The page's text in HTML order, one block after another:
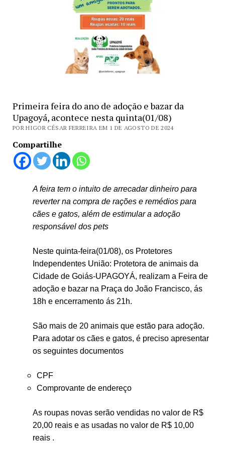
Primeira feira do ano de adoção e bazar da
Upagoyá, acontece nesta quinta(01/08)
POR HIGOR CÉSAR FERREIRA EM 1 DE AGOSTO DE 2024
Compartilhe
A feira tem o intuito de arrecadar dinheiro para
reverter na compra de rações e remédios para
cães e gatos, além de estimular a adoção
responsável dos pets
Neste quinta-feira(01/08), os Protetores
Independentes União: Protetora de animais da
Cidade de Goiás-UPAGOYÁ, realizam a Feira de
adoção e bazar na Praça do João Francisco, ás
18h e encerramento ás 21h.
São mais de 20 animais que estão para adoção.
Para adotar os cães e gatos, é preciso apresentar
os seguintes documentos
CPF
Comprovante de endereço
As roupas novas serão vendidas no valor de R$
20,00 reais e as usadas no valor de R$ 10,00
reais .